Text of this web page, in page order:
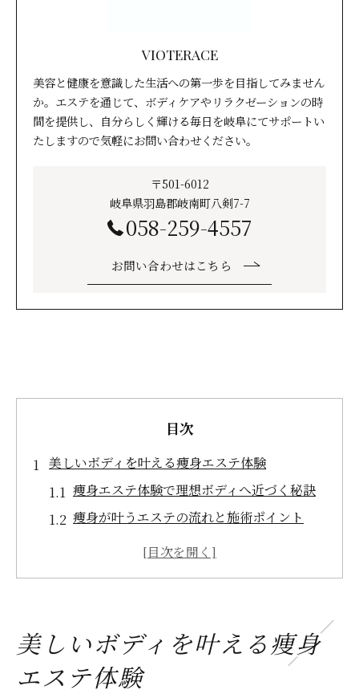
VIOTERACE
美容と健康を意識した生活への第一歩を目指してみません
か。エステを通じて、ボディケアやリラクゼーションの時
間を提供し、自分らしく輝ける毎日を岐阜にてサポートい
たしますので気軽にお問い合わせください。
〒501-6012
岐阜県羽島郡岐南町八剣7-7
058-259-4557
お問い合わせはこちら
目次
美しいボディを叶える痩身エステ体験
痩身エステ体験で理想ボディへ近づく秘訣
痩身が叶うエステの流れと施術ポイント
人気の痩身ケアを受けるメリットと注意点
部分痩せを叶える痩身エステ施術の特徴
リラクゼーションも実感できる痩身ケア術
美しいボディを叶える痩身
エステ体験